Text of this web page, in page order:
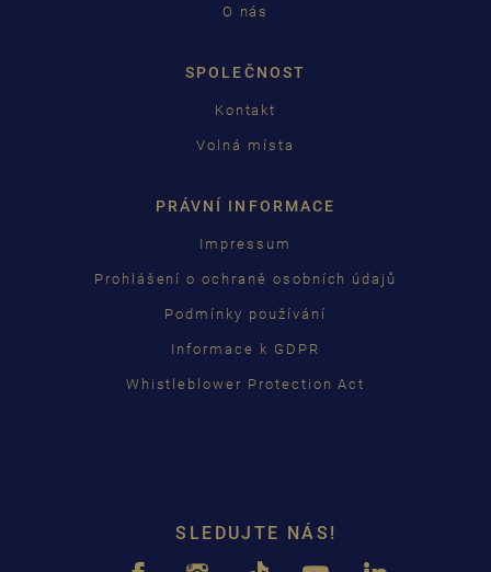
O nás
SPOLEČNOST
Kontakt
Volná místa
PRÁVNÍ INFORMACE
Impressum
Prohlášení o ochraně osobních údajů
Podmínky používání
Informace k GDPR
Whistleblower Protection Act
SLEDUJTE NÁS!